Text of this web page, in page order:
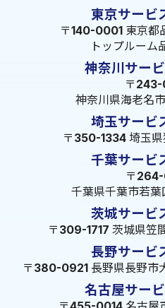
東京サービ
〒140-0001 東京都
トップルーム
神奈川サー
〒
神奈川県海老名
埼玉サービ
〒350-1334 埼玉
千葉サービ
〒
千葉県千葉市若
茨城サービ
〒309-1717 茨城県笠
長野サービ
〒380-0921 長野県長野市
名古屋サー